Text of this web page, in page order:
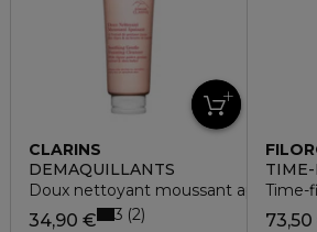
CLARINS
DEMAQUILLANTS
Doux nettoyant moussant apaisant -
34,90 € 3 2
Time-